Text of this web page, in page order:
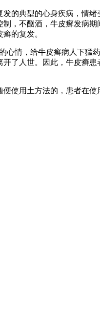
的典型的心身疾病，情
，不酗酒，牛皮癣发病
的复发。
情，给牛皮癣病人下
了人世。因此，牛皮癣
使用土方法的，患者在